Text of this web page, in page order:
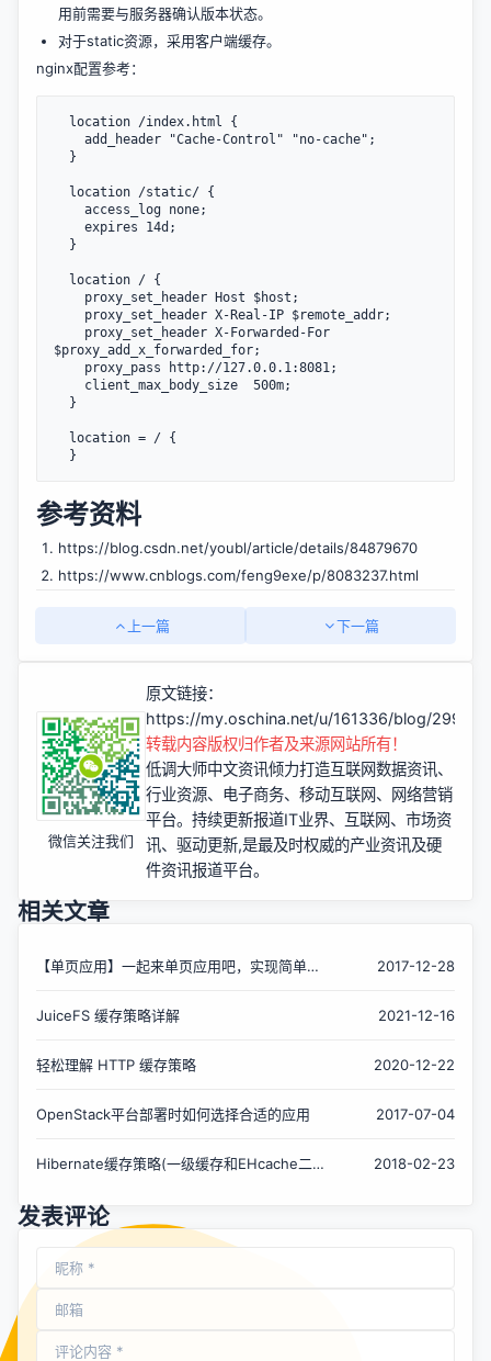
用前需要与服务器确认版本状态。
对于static资源，采用客户端缓存。
nginx配置参考：
$proxy_add_x_forwarded_for;
参考资料
https://blog.csdn.net/youbl/article/details/84879670
https://www.cnblogs.com/feng9exe/p/8083237.html
上一篇 下一篇
微信关注我们
原文链接：
https://my.oschina.net/u/161336/blog/
转载内容版权归作者及来源网站所有！
低调大师中文资讯倾力打造互联网数据资讯、
行业资源、电子商务、移动互联网、网络营销
平台。持续更新报道IT业界、互联网、市场资
讯、驱动更新,是最及时权威的产业资讯及硬
件资讯报道平台。
相关文章
【单页应用】一起来单页应用吧，实现简单微
2017-12-28
JuiceFS 缓存策略详解 2021-12-16
轻松理解 HTTP 缓存策略 2020-12-22
OpenStack平台部署时如何选择合适的应用 2017-07-04
Hibernate缓存策略(一级缓存和EHcache二级
2018-02-23
发表评论